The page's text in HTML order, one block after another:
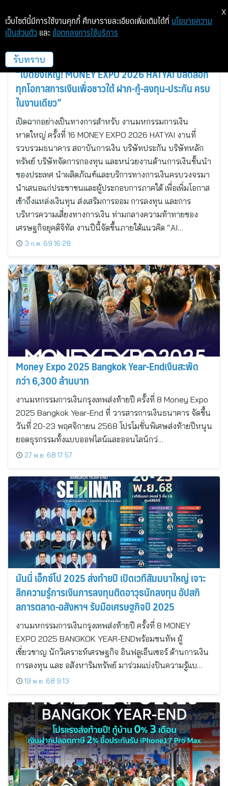
การเงินธนาคาร
“เปิดยิ่งใหญ่! MONEY EXPO 2026 HATYAI ปลดล็อก
ทุกโอกาสการเงินเพื่อชาวใต้ ฝาก-กู้-ลงทุน-ประกัน ครบ
ในงานเดียว”
เปิดฉากอย่างเป็นทางการสำหรับ งานมหกรรมการเงิน
หาดใหญ่ ครั้งที่ 16 MONEY EXPO 2026 HATYAI งานที่
รวบรวมธนาคาร สถาบันการเงิน บริษัทประกัน บริษัทหลัก
ทรัพย์ บริษัทจัดการกองทุน และหน่วยงานด้านการเงินชั้นนำ
ของประเทศ นำผลิตภัณฑ์และบริการทางการเงินครบวงจรมา
นำเสนอแก่ประชาชนและผู้ประกอบการภาคใต้ เพื่อเพิ่มโอกาส
เข้าถึงแหล่งเงินทุน ส่งเสริมการออม การลงทุน และการ
บริหารความเสี่ยงทางการเงิน ท่ามกลางความท้าทายของ
เศรษฐกิจยุคดิจิทัล งานปีนี้จัดขึ้นภายใต้แนวคิด “AI…
3 ก.ค. 69 16:28
Money Expo 2025 Bangkok Year-Endเงินสะพัด
กว่า 6,300 ล้านบาท
งานมหกรรมการเงินกรุงเทพส่งท้ายปี ครั้งที่ 8 Money Expo
2025 Bangkok Year-End ที่ วารสารการเงินธนาคาร จัดขึ้น
วันที่ 20-23 พฤศจิกายน 2568 โปรโมชั่นพิเศษส่งท้ายปีหนุน
ยอดธุรกรรมทั้งแบบออฟไลน์และออนไลน์กว่…
27 พ.ย. 68 17:57
มันนี่ เอ็กซ์โป 2025 ส่งท้ายปี เปิดเวทีสัมมนาใหญ่ เจาะ
ลึกความรู้การเงินการลงทุนติดอาวุธนักลงทุน อัปสกิ
ลการตลาด-อสังหาฯ รับมือเศรษฐกิจปี 2025
งานมหกรรมการเงินกรุงเทพส่งท้ายปี ครั้งที่ 8 MONEY
EXPO 2025 BANGKOK YEAR-ENDพร้อมขนทัพ ผู้
เชี่ยวชาญ นักวิเคราะห์เศรษฐกิจ อินฟลูเอ็นเซอร์ ด้านการเงิน
การลงทุน และ อสังหาริมทรัพย์ มาร่วมแบ่งปันความรู้แบ…
19 พ.ย. 68 9:13
เว็บไซต์นี้มีการใช้งานคุกกี้ ศึกษารายละเอียดเพิ่มเติมได้ที่ นโยบายความ
เป็นส่วนตัว และ ข้อตกลงการใช้บริการ
รับทราบ
X